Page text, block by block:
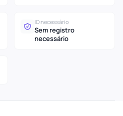
ID necessário
Sem registro
necessário